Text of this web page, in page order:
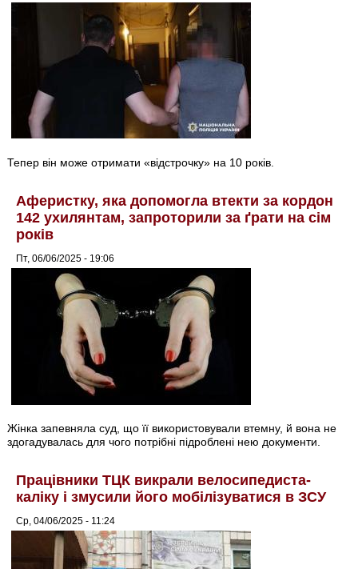
Тепер він може отримати «відстрочку» на 10 років.
Аферистку, яка допомогла втекти за кордон
142 ухилянтам, запроторили за ґрати на сім
років
Пт, 06/06/2025 - 19:06
Жінка запевняла суд, що її використовували втемну, й вона не
здогадувалась для чого потрібні підроблені нею документи.
Працівники ТЦК викрали велосипедиста-
каліку і змусили його мобілізуватися в ЗСУ
Ср, 04/06/2025 - 11:24